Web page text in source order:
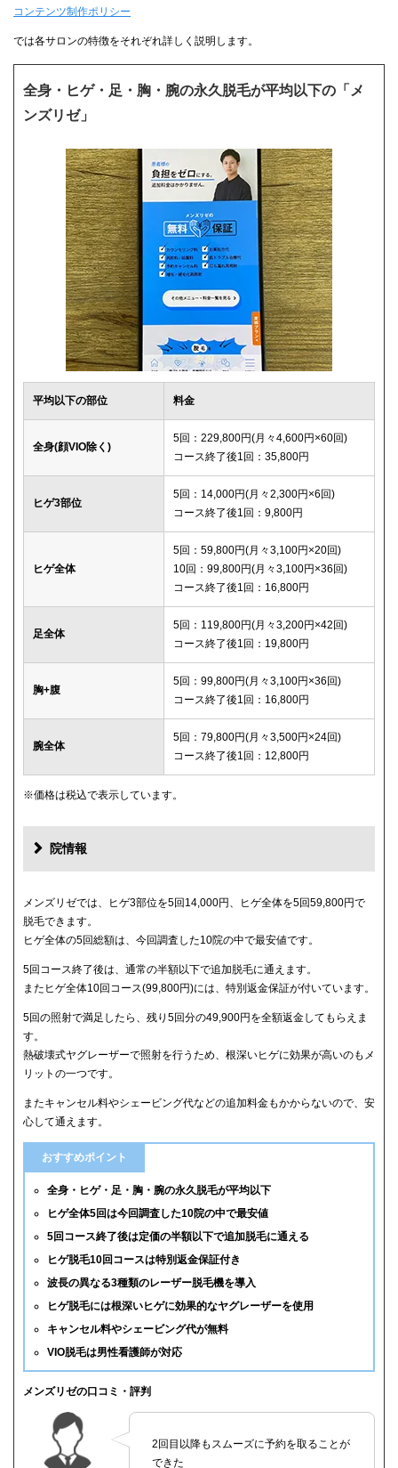
コンテンツ制作ポリシー
では各サロンの特徴をそれぞれ詳しく説明します。
全身・ヒゲ・足・胸・腕の永久脱毛が平均以下の「メ
ンズリゼ」
平均以下の部位 料金
全身(顔VIO除く)
5回：229,800円(月々4,600円×60回)
コース終了後1回：35,800円
ヒゲ3部位
5回：14,000円(月々2,300円×6回)
コース終了後1回：9,800円
ヒゲ全体
5回：59,800円(月々3,100円×20回)
10回：99,800円(月々3,100円×36回)
コース終了後1回：16,800円
足全体
5回：119,800円(月々3,200円×42回)
コース終了後1回：19,800円
胸+腹
5回：99,800円(月々3,100円×36回)
コース終了後1回：16,800円
腕全体
5回：79,800円(月々3,500円×24回)
コース終了後1回：12,800円
※価格は税込で表示しています。
院情報
メンズリゼでは、ヒゲ3部位を5回14,000円、ヒゲ全体を5回59,800円で
脱毛できます。
ヒゲ全体の5回総額は、今回調査した10院の中で最安値です。
5回コース終了後は、通常の半額以下で追加脱毛に通えます。
またヒゲ全体10回コース(99,800円)には、特別返金保証が付いています。
5回の照射で満足したら、残り5回分の49,900円を全額返金してもらえま
す。
熱破壊式ヤグレーザーで照射を行うため、根深いヒゲに効果が高いのもメ
リットの一つです。
またキャンセル料やシェービング代などの追加料金もかからないので、安
心して通えます。
おすすめポイント
全身・ヒゲ・足・胸・腕の永久脱毛が平均以下
ヒゲ全体5回は今回調査した10院の中で最安値
5回コース終了後は定価の半額以下で追加脱毛に通える
ヒゲ脱毛10回コースは特別返金保証付き
波長の異なる3種類のレーザー脱毛機を導入
ヒゲ脱毛には根深いヒゲに効果的なヤグレーザーを使用
キャンセル料やシェービング代が無料
VIO脱毛は男性看護師が対応
メンズリゼの口コミ・評判
2回目以降もスムーズに予約を取ることが
できた